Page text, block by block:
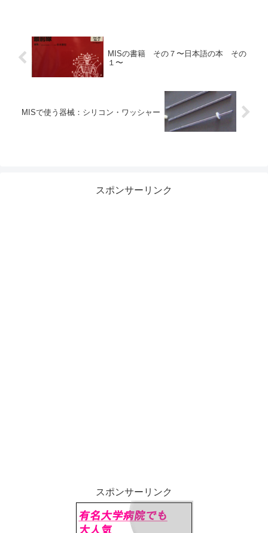
MISの書籍 その７〜日本語の本 その
１〜
MISで使う器械：シリコン・ワッシャー
スポンサーリンク
スポンサーリンク